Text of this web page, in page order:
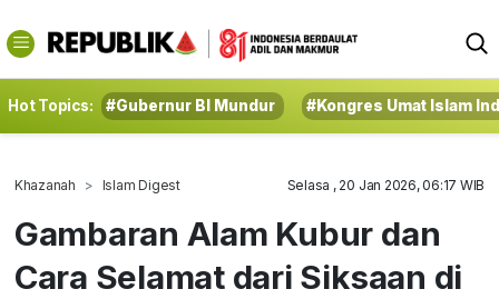
Hot Topics: #Gubernur BI Mundur #Kongres Umat Islam
Khazanah Islam Digest Selasa , 20 Jan 2026, 06:17 WIB
Gambaran Alam Kubur dan
Cara Selamat dari Siksaan di